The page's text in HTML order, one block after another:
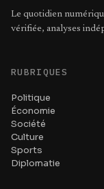
Le quotidien
vérifiée, analyses
RUBRIQUES
Politique
Économie
Société
Culture
Sports
Diplomatie